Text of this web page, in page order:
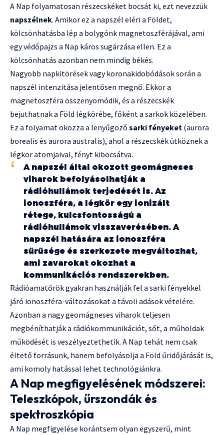
A Nap folyamatosan részecskéket bocsát ki, ezt nevezzük
napszélnek. Amikor ez a napszél eléri a Földet,
kölcsönhatásba lép a bolygónk magnetoszférájával, ami
egy védőpajzs a Nap káros sugárzása ellen. Ez a
kölcsönhatás azonban nem mindig békés.
Nagyobb napkitörések vagy koronakidobódások során a
napszél intenzitása jelentősen megnő. Ekkor a
magnetoszféra összenyomódik, és a részecskék
bejuthatnak a Föld légkörébe, főként a sarkok közelében.
Ez a folyamat okozza a lenyűgöző sarki fényeket (aurora
borealis és aurora australis), ahol a részecskék ütköznek a
légkör atomjaival, fényt kibocsátva.
A napszél által okozott geomágneses
viharok befolyásolhatják a
rádióhullámok terjedését is. Az
ionoszféra, a légkör egy ionizált
rétege, kulcsfontosságú a
rádióhullámok visszaverésében. A
napszél hatására az ionoszféra
sűrűsége és szerkezete megváltozhat,
ami zavarokat okozhat a
kommunikációs rendszerekben.
Rádióamatőrök gyakran használják fel a sarki fényekkel
járó ionoszféra-változásokat a távoli adások vételére.
Azonban a nagy geomágneses viharok teljesen
megbéníthatják a rádiókommunikációt, sőt, a műholdak
működését is veszélyeztethetik. A Nap tehát nem csak
éltető forrásunk, hanem befolyásolja a Föld űridőjárását is,
ami komoly hatással lehet technológiánkra.
A Nap megfigyelésének módszerei:
Teleszkópok, űrszondák és
spektroszkópia
A Nap megfigyelése korántsem olyan egyszerű, mint